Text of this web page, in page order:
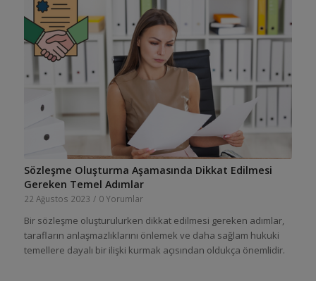
Sözleşme Oluşturma Aşamasında Dikkat Edilmesi
Gereken Temel Adımlar
22 Ağustos 2023 / 0 Yorumlar
Bir sözleşme oluşturulurken dikkat edilmesi gereken adımlar,
tarafların anlaşmazlıklarını önlemek ve daha sağlam hukuki
temellere dayalı bir ilişki kurmak açısından oldukça önemlidir.